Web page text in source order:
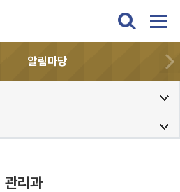
알림마당
관리과